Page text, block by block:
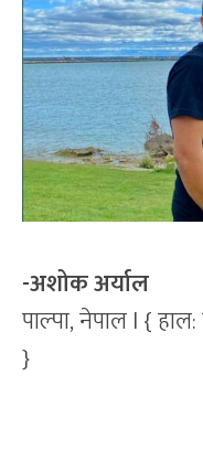
-अशोक अर्याल
पाल्पा, नेपाल l { हाल:
}